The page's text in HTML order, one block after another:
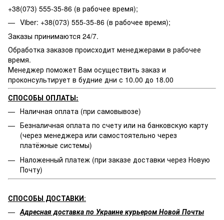
+38(073) 555-35-86 (в рабочее время);
Viber: +38(073) 555-35-86 (в рабочее время);
Заказы принимаются 24/7.
Обработка заказов происходит менеджерами в рабочее
время.
Менеджер поможет Вам осуществить заказ и
проконсультирует в будние дни с 10.00 до 18.00
СПОСОБЫ ОПЛАТЫ:
Наличная оплата (при самовывозе)
Безналичная оплата по счету или на банковскую карту
(через менеджера или самостоятельно через
платёжные системы)
Наложенный платеж (при заказе доставки через Новую
Почту)
СПОСОБЫ ДОСТАВКИ:
Адресная доставка по Украине курьером Новой Почты